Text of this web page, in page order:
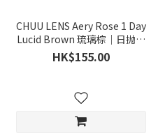
CHUU LENS Aery Rose 1 Day
Lucid Brown 琉璃棕｜日抛彩
妆隐形眼镜｜每盒10片
HK$155.00